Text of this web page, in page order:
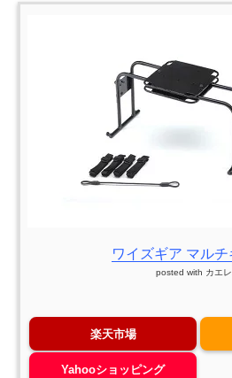
ワイズギア マル
posted with カエ
楽天市場
Yahooショッピング